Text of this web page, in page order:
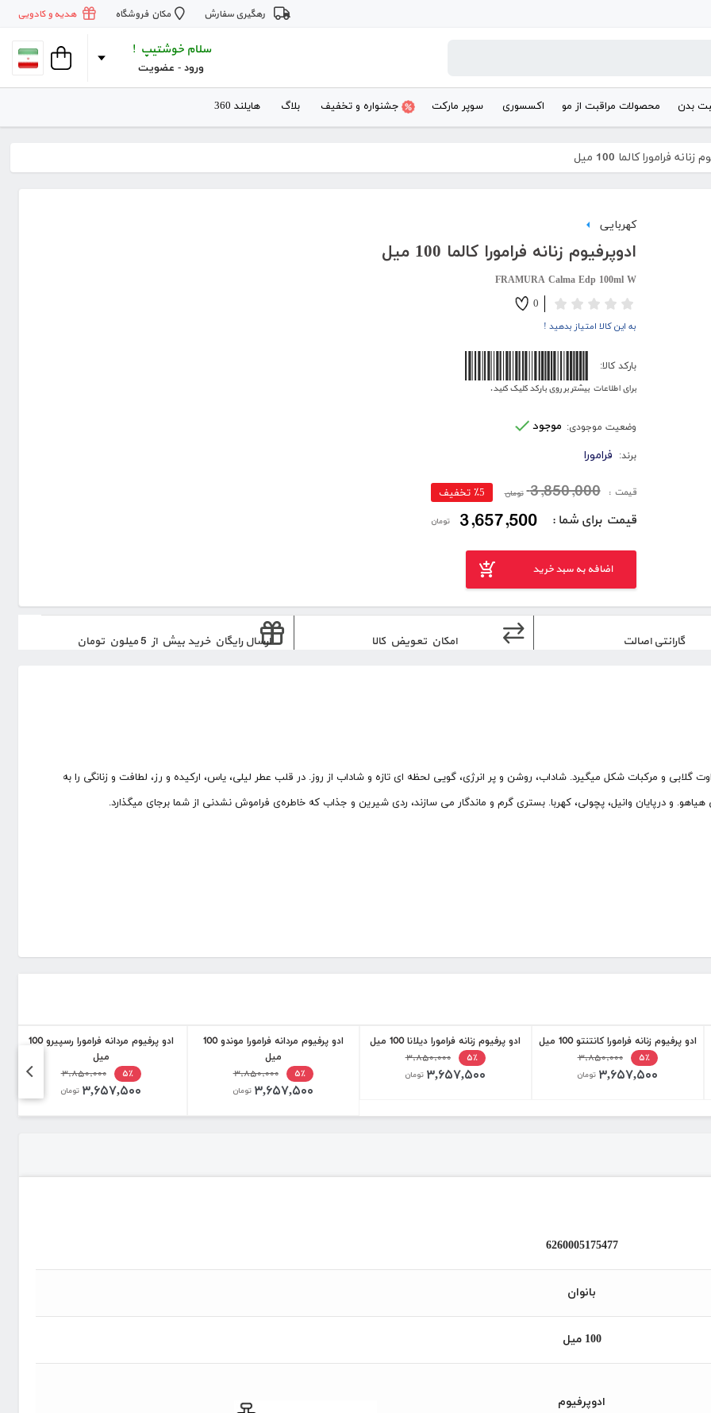
رهگیری سفارش مکان فروشگاه هدیه و کادویی
سلام خوشتیپ !
ورود - عضویت
بدن محصولات مراقبت از مو اکسسوری سوپر مارکت جشنواره و تخفیف بلاگ هایلند 360
فرامورا کالما 100 میل
کهربایی
ادوپرفیوم زنانه فرامورا کالما 100 میل
FRAMURA Calma Edp 100ml W
0
به این کالا امتیاز بدهید !
بارکد کالا:
برای اطلاعات بیشتر بر روی بارکد کلیک کنید.
وضعیت موجودی: موجود
برند: فرامورا
قیمت : 3,850,000 تومان ٪5 تخفیف
قیمت برای شما : 3,657,500 تومان
اضافه به سبد خرید
گارانتی اصالت امکان تعویض کالا ارسال رایگان خرید بیش از 5 میلون تومان
گلابی و مرکبات شکل میگیرد. شاداب، روشن و پر انرژی، گویی لحظه ای تازه و شاداب از روز. در قلب عطر لیلی، یاس، ارکیده و رز، لطافت و زنانگی را به
و درپایان وانیل، پچولی، کهربا. بستری گرم و ماندگار می سازند، ردی شیرین و جذاب که خاطره‌ی فراموش نشدنی از شما برجای میگذارد.
ادو پرفیوم زنانه فرامورا کانتنتو 100 میل
۵٪
۳,۸۵۰,۰۰۰
۳,۶۵۷,۵۰۰ تومان
ادو پرفیوم زنانه فرامورا دیلانا 100 میل
۵٪
۳,۸۵۰,۰۰۰
۳,۶۵۷,۵۰۰ تومان
ادو پرفیوم مردانه فرامورا موندو 100
میل
۵٪
۳,۸۵۰,۰۰۰
۳,۶۵۷,۵۰۰ تومان
ادو پرفیوم مردانه فرامورا رسپیرو 100
میل
۵٪
۳,۸۵۰,۰۰۰
۳,۶۵۷,۵۰۰ تومان
6260005175477
بانوان
100 میل
ادوپرفیوم